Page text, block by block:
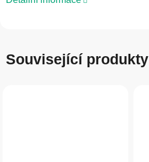
Související produkty